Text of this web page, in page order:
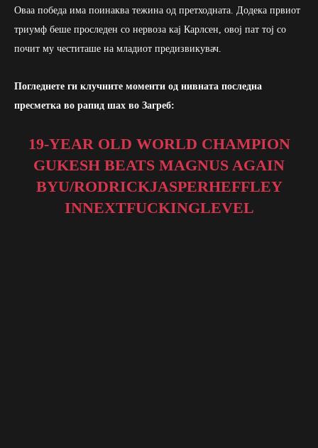
Оваа победа има поинаква тежина од претходната. Додека првиот
триумф беше проследен со нервоза кај Карлсен, овој пат тој со
почит му честиташе на младиот предизвикувач.
Погледнете ги клучните моменти од нивната последна
пресметка во рапид шах во Загреб:
19-YEAR OLD WORLD CHAMPION
GUKESH BEATS MAGNUS AGAIN
BYU/RODRICKJASPERHEFFLEY
INNEXTFUCKINGLEVEL